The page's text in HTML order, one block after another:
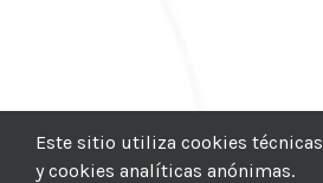
Este sitio utiliza cookies técnicas
y cookies analíticas anónimas.